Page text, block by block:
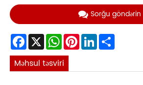
Sorğu göndərin
Facebook
X WhatsApp
Pinterest
LinkedIn
Məhsul təsviri